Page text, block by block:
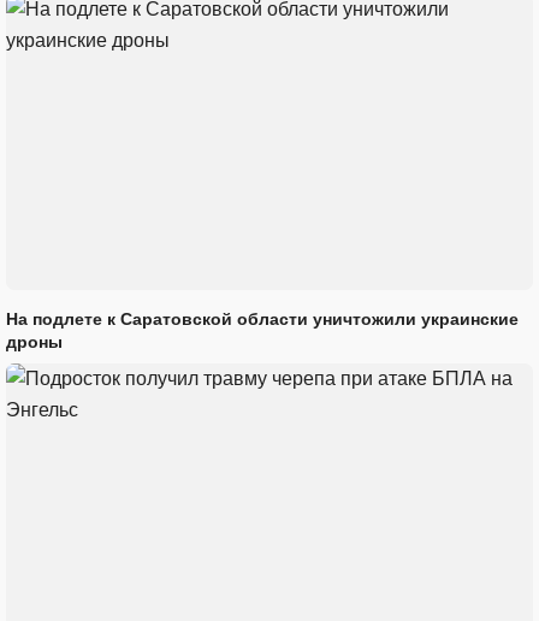
На подлете к Саратовской области уничтожили украинские
дроны